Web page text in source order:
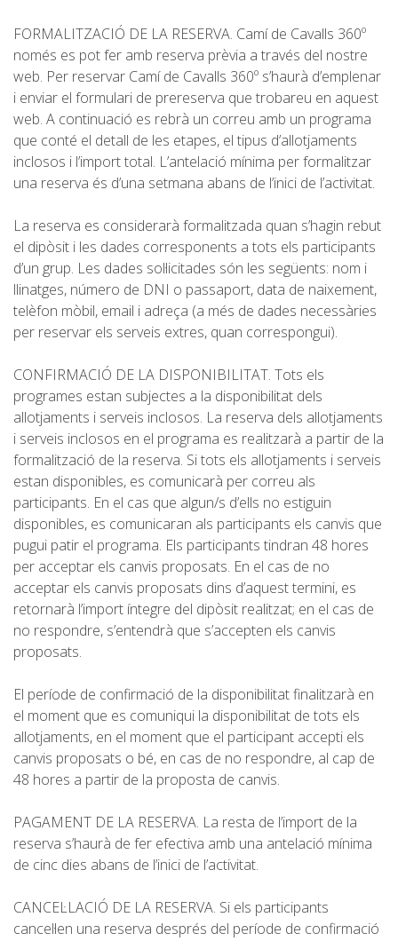
ALLOTJAMENT
EXTRES
REGLAMENT
QUI SOM
COMPROMÍS AMBIENTAL
0º PLÀSTIC
ESTUDI SOBRE ELS PLÀSTICS AL CAMÍ DE CAVALLS
RECUPERACIÓ DE TORRENTS
RESSENYES
CATALÀ
ESPAÑOL
ENGLISH
FORMALITZACIÓ DE LA RESERVA. Camí de Cavalls 360º
només es pot fer amb reserva prèvia a través del nostre
web. Per reservar Camí de Cavalls 360º s’haurà d’emplenar
i enviar el formulari de prereserva que trobareu en aquest
web. A continuació es rebrà un correu amb un programa
que conté el detall de les etapes, el tipus d’allotjaments
inclosos i l’import total. L’antelació mínima per formalitzar
una reserva és d’una setmana abans de l’inici de l’activitat.
La reserva es considerarà formalitzada quan s’hagin rebut
el dipòsit i les dades corresponents a tots els participants
d’un grup. Les dades sol·licitades són les següents: nom i
llinatges, número de DNI o passaport, data de naixement,
telèfon mòbil, email i adreça (a més de dades necessàries
per reservar els serveis extres, quan correspongui).
CONFIRMACIÓ DE LA DISPONIBILITAT. Tots els
programes estan subjectes a la disponibilitat dels
allotjaments i serveis inclosos. La reserva dels allotjaments
i serveis inclosos en el programa es realitzarà a partir de la
formalització de la reserva. Si tots els allotjaments i serveis
estan disponibles, es comunicarà per correu als
participants. En el cas que algun/s d’ells no estiguin
disponibles, es comunicaran als participants els canvis que
pugui patir el programa. Els participants tindran 48 hores
per acceptar els canvis proposats. En el cas de no
acceptar els canvis proposats dins d’aquest termini, es
retornarà l’import íntegre del dipòsit realitzat; en el cas de
no respondre, s’entendrà que s’accepten els canvis
proposats.
El període de confirmació de la disponibilitat finalitzarà en
el moment que es comuniqui la disponibilitat de tots els
allotjaments, en el moment que el participant accepti els
canvis proposats o bé, en cas de no respondre, al cap de
48 hores a partir de la proposta de canvis.
PAGAMENT DE LA RESERVA. La resta de l’import de la
reserva s’haurà de fer efectiva amb una antelació mínima
de cinc dies abans de l’inici de l’activitat.
CANCEL·LACIÓ DE LA RESERVA. Si els participants
cancel·len una reserva després del període de confirmació